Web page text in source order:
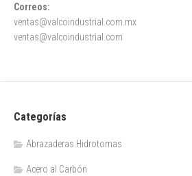
Correos:
ventas@valcoindustrial.com.mx
ventas@valcoindustrial.com
Categorías
Abrazaderas Hidrotomas
Acero al Carbón